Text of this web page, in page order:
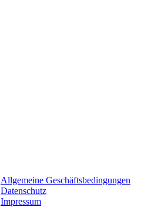
Allgemeine Geschäftsbedingungen
Datenschutz
Impressum